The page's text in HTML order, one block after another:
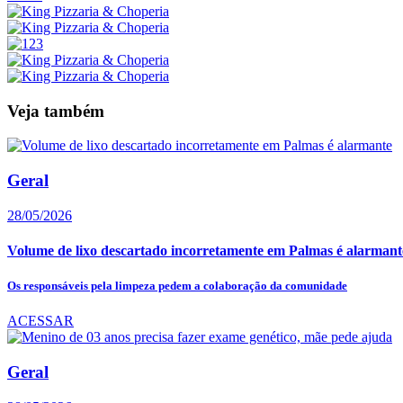
Veja também
Geral
28/05/2026
Volume de lixo descartado incorretamente em Palmas é
Os responsáveis pela limpeza pedem a colaboração da comunidade
ACESSAR
Geral